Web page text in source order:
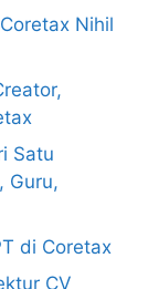
Nihil
Satu
Guru,
di Coretax
CV